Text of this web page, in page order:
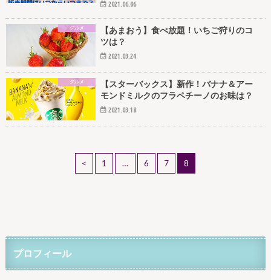
2021.06.06
グルメ
【あまおう】食べ放題！いちご狩りのコ
ツは？
2021.03.24
グルメ
【スターバックス】新作！バナナ＆アー
モンドミルクのフラペチーノのお味は？
2021.03.18
< 1 … 6 7 8
プロフィール